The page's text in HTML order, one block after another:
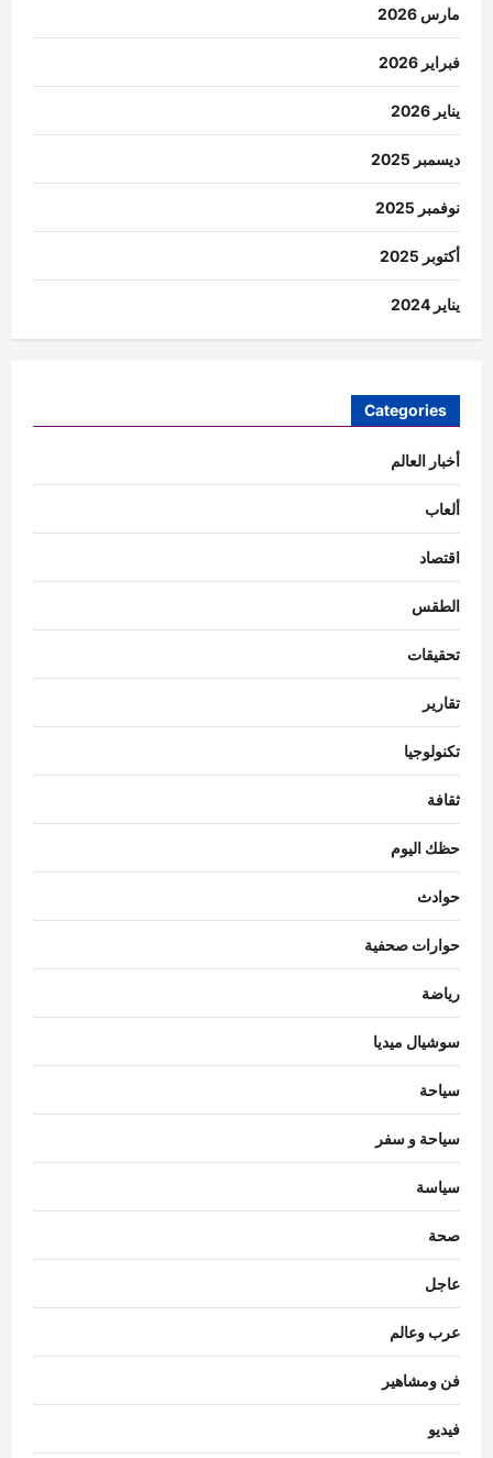
مارس 2026
فبراير 2026
يناير 2026
ديسمبر 2025
نوفمبر 2025
أكتوبر 2025
يناير 2024
Categories
أخبار العالم
ألعاب
اقتصاد
الطقس
تحقيقات
تقارير
تكنولوجيا
ثقافة
حظك اليوم
حوادث
حوارات صحفية
رياضة
سوشيال ميديا
سياحة
سياحة و سفر
سياسة
صحة
عاجل
عرب وعالم
فن ومشاهير
فيديو
3
4
نيوكاسل مقابل 75 مليون إسترليني